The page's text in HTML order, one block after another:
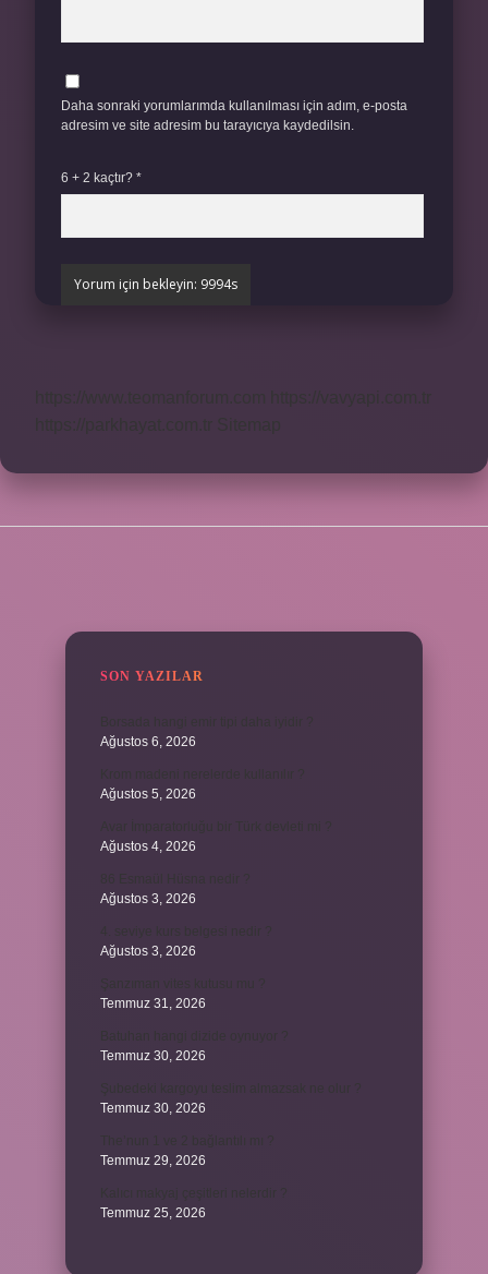
Daha sonraki yorumlarımda kullanılması için adım, e-posta
adresim ve site adresim bu tarayıcıya kaydedilsin.
6 + 2 kaçtır? *
SON YAZILAR
Ağustos 6, 2026
Ağustos 5, 2026
Ağustos 4, 2026
Ağustos 3, 2026
Ağustos 3, 2026
Temmuz 31, 2026
Temmuz 30, 2026
Temmuz 30, 2026
Temmuz 29, 2026
Temmuz 25, 2026